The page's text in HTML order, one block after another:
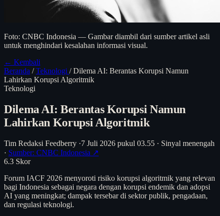
Foto: CNBC Indonesia — Gambar diambil dari sumber artikel asli
untuk menghindari kesalahan informasi visual.
← Kembali
Beranda / Teknologi / Dilema AI: Berantas Korupsi Namun
Lahirkan Korupsi Algoritmik
Teknologi
Dilema AI: Berantas Korupsi Namun
Lahirkan Korupsi Algoritmik
Tim Redaksi Feedberry ·7 Juli 2026 pukul 03.55 · Sinyal menengah
· Sumber: CNBC Indonesia ↗
6.3 Skor
Forum IACF 2026 menyoroti risiko korupsi algoritmik yang relevan
bagi Indonesia sebagai negara dengan korupsi endemik dan adopsi
AI yang meningkat; dampak tersebar di sektor publik, pengadaan,
dan regulasi teknologi.